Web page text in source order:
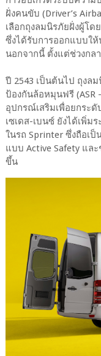
ฝั่งคนขับ (Driver’s
เลือกถุงลมนิรภัยฝั่งผู้โด
ซึ่งได้รับการออกแบบใ
นอกจากนี้ ตั้งแต่ช่วงกล
ปี 2543 เป็นต้นไป ถุงล
ป้องกันล้อหมุนฟรี (ASR
อุปกรณ์เสริมเพื่อยกระ
เซเดส-เบนซ์ ยังได้เพิ่ม
ในรถ Sprinter ซึ่งถือเ
แบบ Active Safety แล
ขึ้น